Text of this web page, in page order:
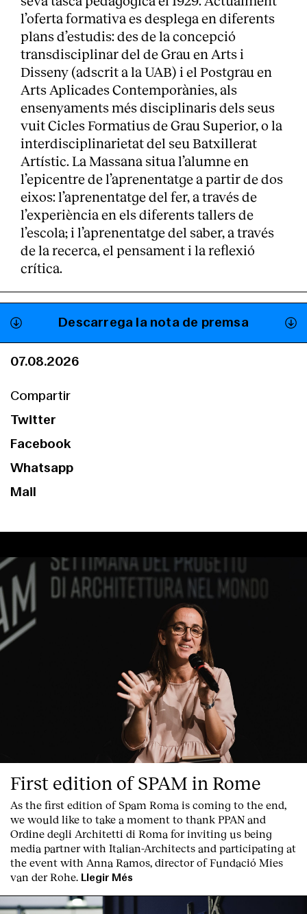
Serveis
l’oferta formativa es desplega en diferents
plans d’estudis: des de la concepció
transdisciplinar del de Grau en Arts i
Disseny (adscrit a la UAB) i el Postgrau en
Arts Aplicades Contemporànies, als
ensenyaments més disciplinaris dels seus
vuit Cicles Formatius de Grau Superior, o la
interdisciplinarietat del seu Batxillerat
Artístic. La Massana situa l’alumne en
l’epicentre de l’aprenentatge a partir de dos
eixos: l’aprenentatge del fer, a través de
l’experiència en els diferents tallers de
l’escola; i l’aprenentatge del saber, a través
de la recerca, el pensament i la reflexió
crítica.
Descarrega la nota de premsa
07.08.2026
Compartir
Twitter
Facebook
Whatsapp
Mail
First edition of SPAM in Rome
As the first edition of Spam Roma is coming to the end,
we would like to take a moment to thank PPAN and
Ordine degli Architetti di Roma for inviting us being
media partner with Italian-Architects and participating at
the event with Anna Ramos, director ofFundació Mies
van der Rohe
Llegir Més